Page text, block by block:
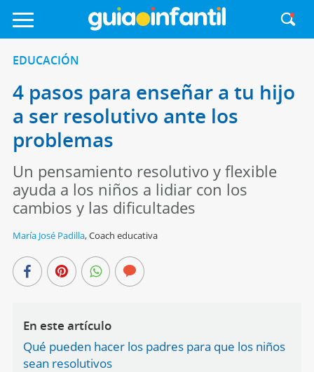
EDUCACIÓN
4 pasos para enseñar a tu hijo
a ser resolutivo ante los
problemas
Un pensamiento resolutivo y flexible
ayuda a los niños a lidiar con los
cambios y las dificultades
María José Padilla,Coach educativa
En este artículo
Qué pueden hacer los padres para que los niños
sean resolutivos